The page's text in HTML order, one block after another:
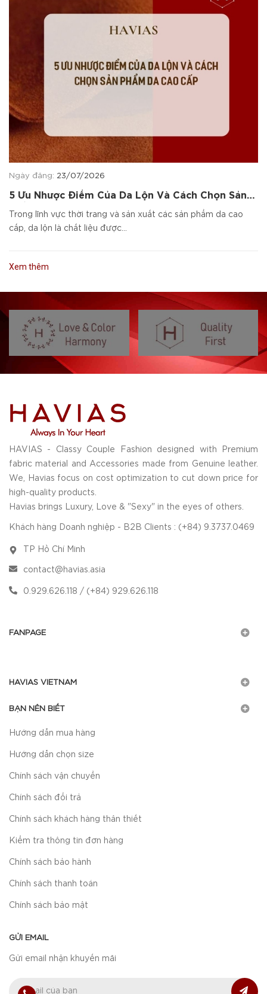
Ngày đăng: 23/07/2026
5 Ưu Nhược Điểm Của Da Lộn Và Cách Chọn Sản
Trong lĩnh vực thời trang và sản xuất các sản phẩm da cao
cấp, da lộn là chất liệu được...
Xem thêm
HAVIAS - Classy Couple Fashion designed with Premium
fabric material and Accessories made from Genuine leather.
We, Havias focus on cost optimization to cut down price for
high-quality products.
Havias brings Luxury, Love & "Sexy" in the eyes of others.
Khách hàng Doanh nghiệp - B2B Clients : (+84) 9.3737.0469
TP Hồ Chí Minh
contact@havias.asia
0.929.626.118 / (+84) 929.626.118
FANPAGE
HAVIAS VIETNAM
BẠN NÊN BIẾT
Hướng dẫn mua hàng
Hướng dẫn chọn size
Chính sách vận chuyển
Chính sách đổi trả
Chính sách khách hàng thân thiết
Kiểm tra thông tin đơn hàng
Chính sách bảo hành
Chính sách thanh toán
Chính sách bảo mật
GỬI EMAIL
Gửi email nhận khuyến mãi